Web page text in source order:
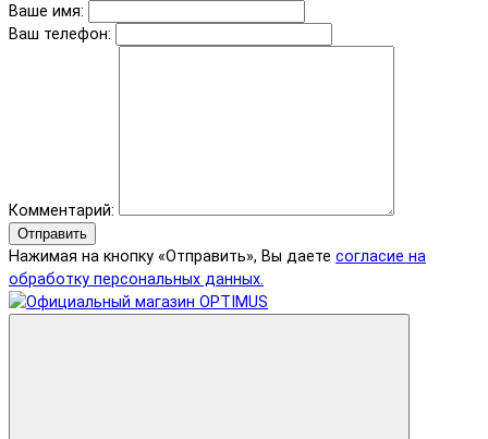
Ваше имя:
Ваш телефон:
Комментарий:
Отправить
Нажимая на кнопку «Отправить», Вы даете согласие на
обработку персональных данных.